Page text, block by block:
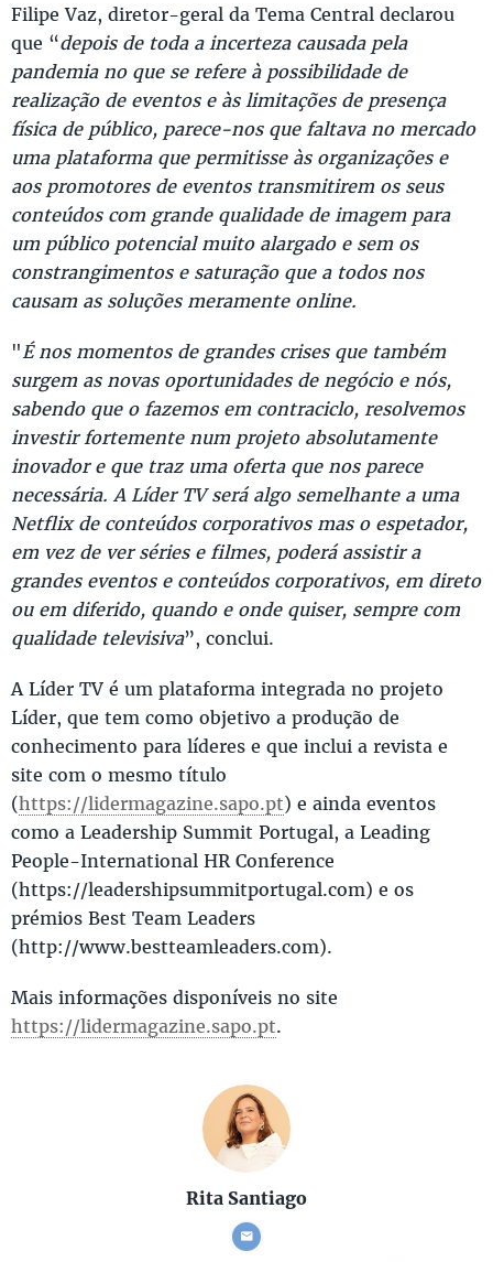
Filipe Vaz, diretor-geral da Tema Central declarou
que “depois de toda a incerteza causada pela
pandemia no que se refere à possibilidade de
realização de eventos e às limitações de presença
física de público, parece-nos que faltava no mercado
uma plataforma que permitisse às organizações e
aos promotores de eventos transmitirem os seus
conteúdos com grande qualidade de imagem para
um público potencial muito alargado e sem os
constrangimentos e saturação que a todos nos
causam as soluções meramente online.
"É nos momentos de grandes crises que também
surgem as novas oportunidades de negócio e nós,
sabendo que o fazemos em contraciclo, resolvemos
investir fortemente num projeto absolutamente
inovador e que traz uma oferta que nos parece
necessária. A Líder TV será algo semelhante a uma
Netflix de conteúdos corporativos mas o espetador,
em vez de ver séries e filmes, poderá assistir a
grandes eventos e conteúdos corporativos, em direto
ou em diferido, quando e onde quiser, sempre com
qualidade televisiva”, conclui.
A Líder TV é um plataforma integrada no projeto
Líder, que tem como objetivo a produção de
conhecimento para líderes e que inclui a revista e
site com o mesmo título
(https://lidermagazine.sapo.pt) e ainda eventos
como a Leadership Summit Portugal, a Leading
People-International HR Conference
(https://leadershipsummitportugal.com) e os
prémios Best Team Leaders
(http://www.bestteamleaders.com).
Mais informações disponíveis no site
https://lidermagazine.sapo.pt.
Rita Santiago